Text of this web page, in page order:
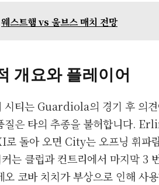
웨스트햄 vs 울브스 매치 전망
개요와 플레이어
시티는 Guardiola의 경기 후 의
질은 타의 추종을 불허합니다.
로 돌아 오면 City는 오프닝 휘파
는 클럽과 컨트리에서 마지막 3
오 코바 치치가 부상으로 인해 사